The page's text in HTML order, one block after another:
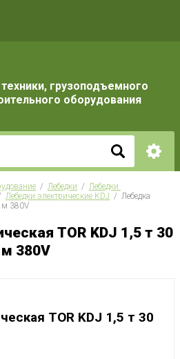
грузоподъемного
оборудования
  /
Лебедки
  /
Лебедки
Лебедки электрические KDJ
  /  Лебедка
м 380V
TOR KDJ 1,5 т 30
м 380V
TOR KDJ 1,5 т 30